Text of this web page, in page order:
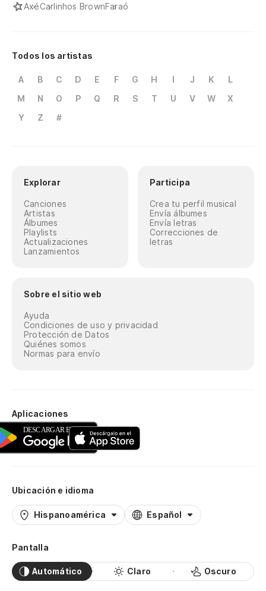
AxéCarlinhos BrownFaraó
Todos los artistas
A B C D E F G H I J K
L
M
N O P Q R S T U V W
X
Y
Z #
Explorar
Canciones
Artistas
Álbumes
Playlists
Actualizaciones
Lanzamientos
Participa
Crea tu perfil musical
Envía álbumes
Envía letras
Correcciones de
letras
Sobre el sitio web
Ayuda
Condiciones de uso y privacidad
Protección de Datos
Quiénes somos
Normas para envío
Aplicaciones
Ubicación e idioma
Hispanoamérica Español
Pantalla
Automático Claro Oscuro